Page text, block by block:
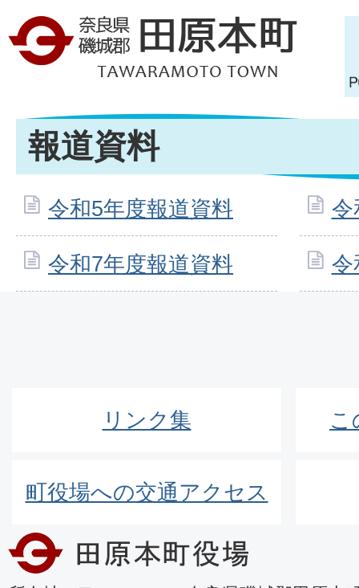
報道資料
令和5年度報道資料 令
令和7年度報道資料 令
リンク集 こ
町役場への交通アクセス